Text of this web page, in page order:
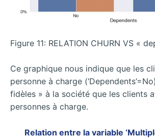
Figure 11: RELATION CHURN VS «
Ce graphique nous indique que les
personne à charge
fidèles » à la société que les clients
personnes à charge.
Relation entre la variable